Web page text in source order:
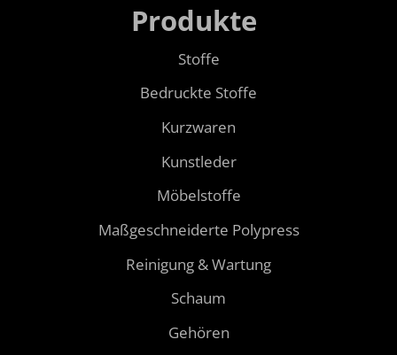
Produkte
Stoffe
Bedruckte Stoffe
Kurzwaren
Kunstleder
Möbelstoffe
Maßgeschneiderte Polypress
Reinigung & Wartung
Schaum
Gehören